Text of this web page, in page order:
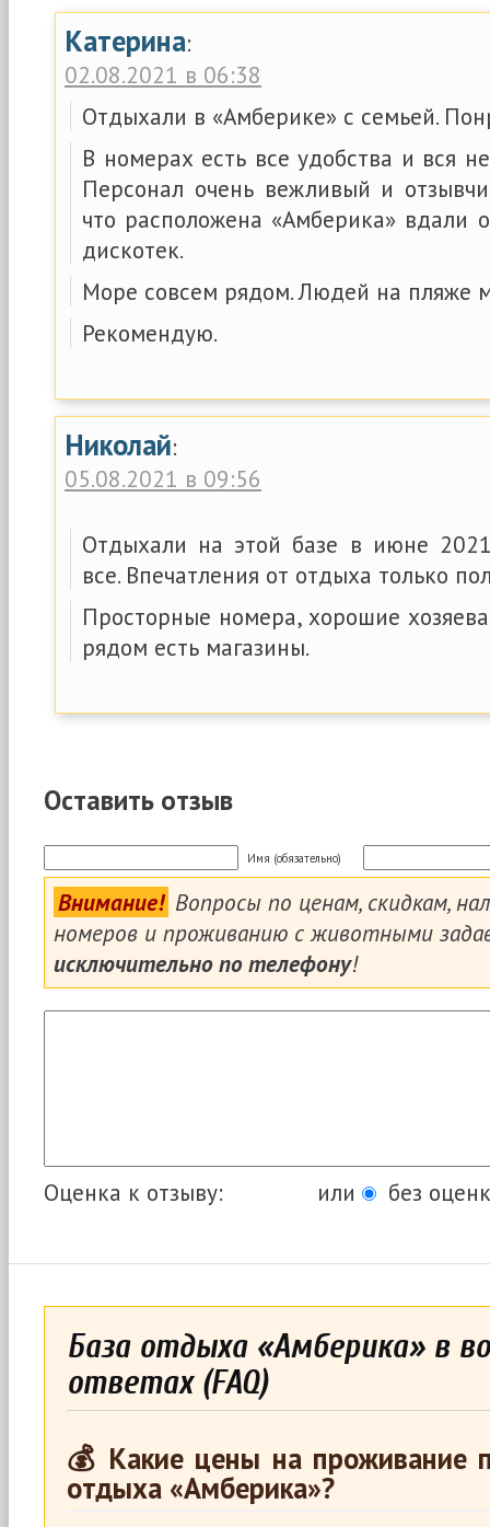
Катерина:
02.08.2021 в 06:38
Отдыхали в «Амберике» с семьей.
В номерах есть все удобства и вся
Персонал очень вежливый и
что расположена «Амберика»
дискотек.
Море совсем рядом. Людей на пляже
Рекомендую.
Николай:
05.08.2021 в 09:56
Отдыхали на этой базе в июне
все. Впечатления от отдыха только
Просторные номера, хорошие
рядом есть магазины.
Оставить отзыв
Имя (обязательно)
Внимание! Вопросы по ценам, скидкам,
номеров и проживанию с животными
исключительно по телефону!
Оценка к отзыву: или без
База отдыха «Амберика» в
ответах (FAQ)
💰 Какие цены на проживание
отдыха «Амберика»?